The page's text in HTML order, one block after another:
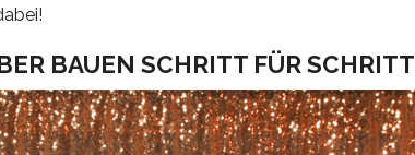
BAUEN SCHRITT FÜR SCHRITT